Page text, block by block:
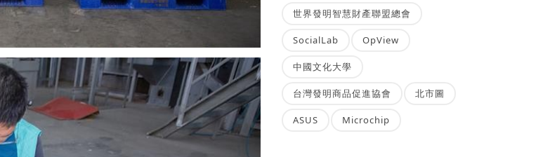
世界發明智慧財產聯盟總會
SocialLab OpView
中國文化大學
台灣發明商品促進協會 北市圖
ASUS Microchip